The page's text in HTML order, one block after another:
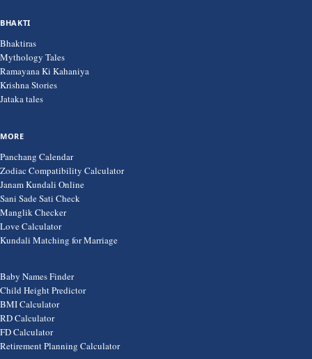
BHAKTI
Bhaktiras
Mythology Tales
Ramayana Ki Kahaniya
Krishna Stories
Jataka tales
MORE
Panchang Calendar
Zodiac Compatibility Calculator
Janam Kundali Online
Sani Sade Sati Check
Manglik Checker
Love Calculator
Kundali Matching for Marriage
Baby Names Finder
Child Height Predictor
BMI Calculator
RD Calculator
FD Calculator
Retirement Planning Calculator